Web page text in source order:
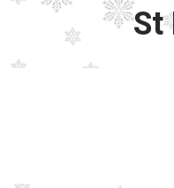
St